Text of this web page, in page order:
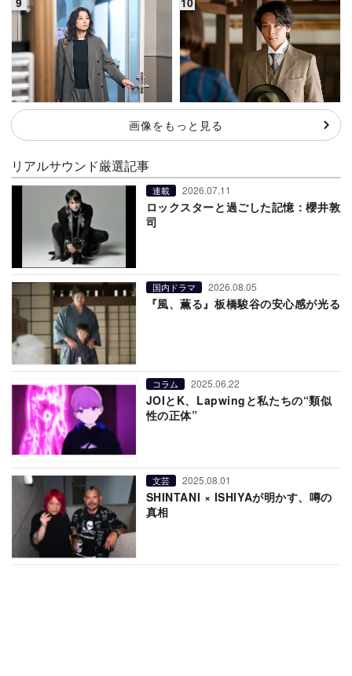
画像をもっと見る
リアルサウンド厳選記事
連載 2026.07.11
ロックスターと過ごした記憶：櫻井敦
司
国内ドラマ 2026.08.05
『風、薫る』板橋駿谷の安心感が光る
コラム 2025.06.22
JOIとK、Lapwingと私たちの“類似
性の正体”
文芸 2025.08.01
SHINTANI × ISHIYAが明かす、噂の
真相